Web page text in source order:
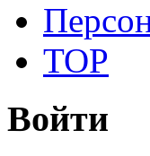
TOP
Войти